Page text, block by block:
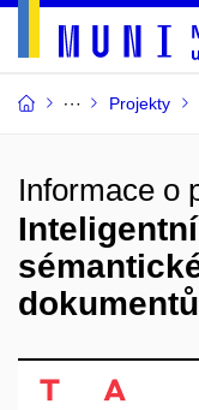
Projekty
Informace o